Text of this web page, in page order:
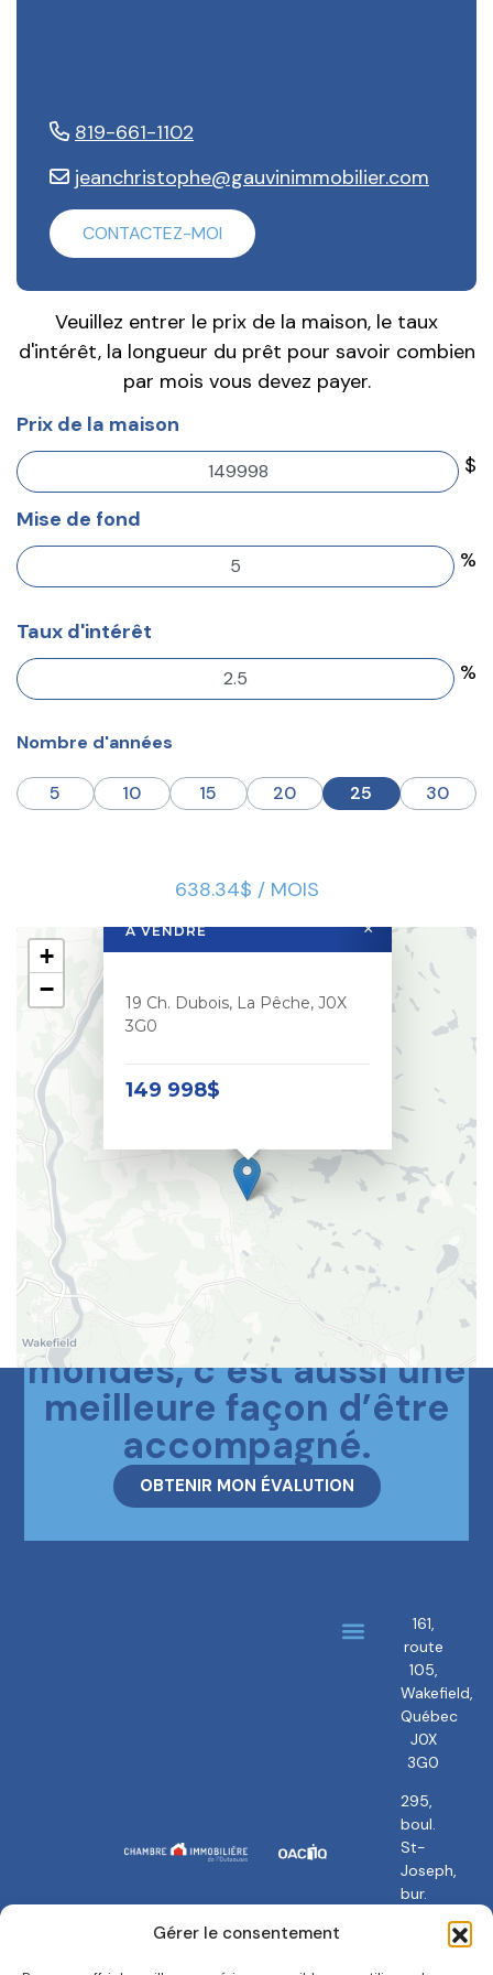
Gérer le consentement
819-661-1102
jeanchristophe@gauvinimmobilier.com
CONTACTEZ-MOI
Veuillez entrer le prix de la maison, le taux
d'intérêt, la longueur du prêt pour savoir combien
par mois vous devez payer.
Prix de la maison
$
Mise de fond
%
Taux d'intérêt
%
Nombre d'années
5 10 15 20 25 30
638.34$ / MOIS
À VENDRE
19 Ch. Dubois, La Pêche, J0X
3G0
149 998$
×
+
−
Le meilleur des deux
mondes, c’est aussi une
meilleure façon d’être
accompagné.
OBTENIR MON ÉVALUTION
161,
route
105,
Wakefield,
Québec
J0X
3G0
295,
boul.
St-
Joseph,
bur.
Gatineau,